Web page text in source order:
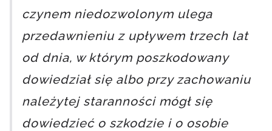
czynem niedozwolonym ulega
przedawnieniu z upływem trzech lat
od dnia, w którym poszkodowany
dowiedział się albo przy zachowaniu
należytej staranności mógł się
dowiedzieć o szkodzie i o osobie